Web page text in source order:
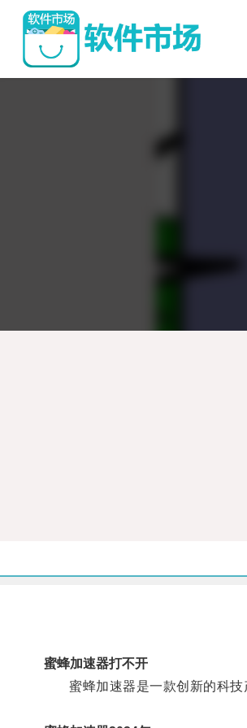
蜜蜂加速器打不开
蜜蜂加速器是一款创新的科技